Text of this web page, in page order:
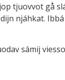
tjuovvot gå
njáhkat.
sámij